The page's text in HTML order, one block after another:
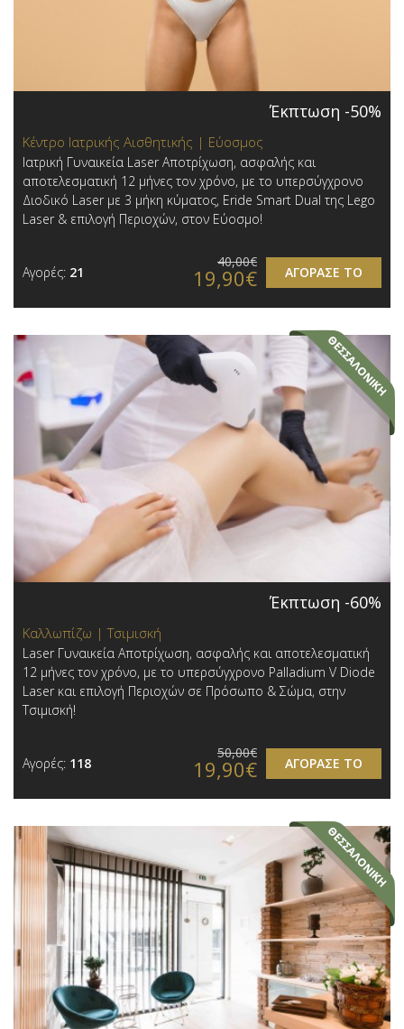
Έκπτωση -50%
Κέντρο Ιατρικής Αισθητικής | Εύοσμος
Ιατρική Γυναικεία Laser Αποτρίχωση, ασφαλής και
αποτελεσματική 12 μήνες τον χρόνο, με το υπερσύγχρονο
Διοδικό Laser με 3 μήκη κύματος, Eride Smart Dual της Lego
Laser & επιλογή Περιοχών,​ στον Εύοσμο!
Αγορές: 21 ΑΓΟΡΑΣΕ ΤΟ
40,00€
19,90€
Έκπτωση -60%
Καλλωπίζω | Τσιμισκή
Laser Γυναικεία Αποτρίχωση, ασφαλής και αποτελεσματική
12 μήνες τον χρόνο, με το υπερσύγχρονο Palladium V Diode
Laser και επιλογή Περιοχών σε Πρόσωπο & Σώμα, στην
Τσιμισκή!
Αγορές: 118 ΑΓΟΡΑΣΕ ΤΟ
50,00€
19,90€